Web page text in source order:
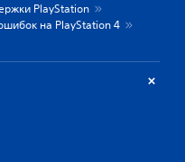
PlayStation
на PlayStation 4